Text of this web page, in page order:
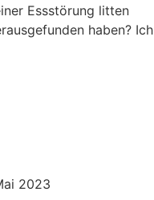
Essstörung litten
haben? Ich
2023